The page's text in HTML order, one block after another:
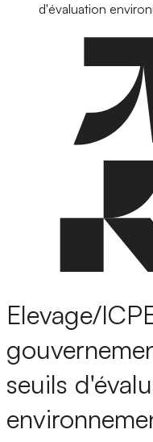
d'évaluation
Elevage/
seuils